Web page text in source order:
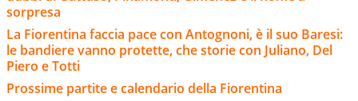
sorpresa
La Fiorentina faccia pace con Antognoni, è il suo Baresi:
le bandiere vanno protette, che storie con Juliano, Del
Piero e Totti
Prossime partite e calendario della Fiorentina